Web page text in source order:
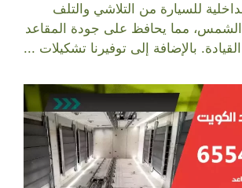
للسيارة من التلاشي والتلف
الشمس، مما يحافظ على جودة المقاعد
بالإضافة إلى توفيرنا تشكيلات ...